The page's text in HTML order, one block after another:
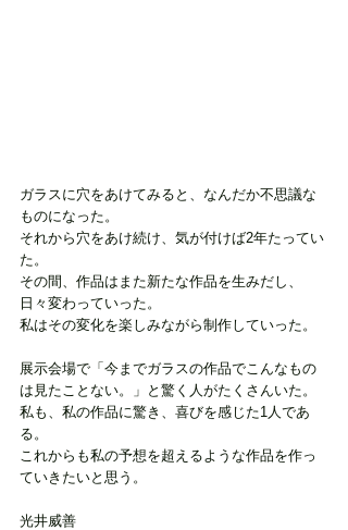
ガラスに穴をあけてみると、なんだか不思議な
ものになった。
それから穴をあけ続け、気が付けば2年たってい
た。
その間、作品はまた新たな作品を生みだし、
日々変わっていった。
私はその変化を楽しみながら制作していった。
展示会場で「今までガラスの作品でこんなもの
は見たことない。」と驚く人がたくさんいた。
私も、私の作品に驚き、喜びを感じた1人であ
る。
これからも私の予想を超えるような作品を作っ
ていきたいと思う。
光井威善